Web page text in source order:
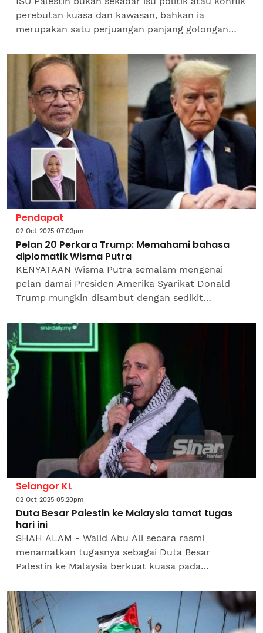
perebutan kuasa dan kawasan, bahkan ia
merupakan satu perjuangan panjang golongan
tersendiri dalam menuntut...
Pendapat
02 Oct 2025 07:03pm
Pelan 20 Perkara Trump: Memahami bahasa
diplomatik Wisma Putra
KENYATAAN Wisma Putra semalam mengenai
pelan damai Presiden Amerika Syarikat Donald
Trump mungkin disambut dengan sedikit
tersalah tafsir makna mengalu-alukan...
Selangor KL
02 Oct 2025 05:20pm
Duta Besar Palestin ke Malaysia tamat tugas
hari ini
SHAH ALAM - Walid Abu Ali secara rasmi
menamatkan tugasnya sebagai Duta Besar
Palestin ke Malaysia berkuat kuasa pada
Perhubungan Awam dan Media Kedutaan...